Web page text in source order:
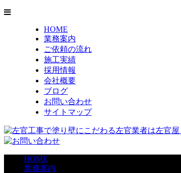
HOME
業務案内
ご依頼の流れ
施工実績
採用情報
会社概要
ブログ
お問い合わせ
サイトマップ
HOME
業務案内